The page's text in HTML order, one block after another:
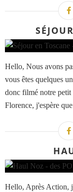
Hello, Nous avons
vous êtes quelques
donc filmé notre
Florence, j'espère
Hello, Après Action,